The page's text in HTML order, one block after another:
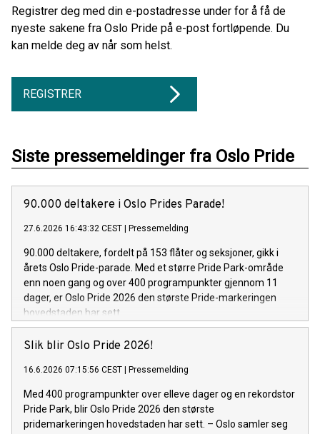
Registrer deg med din e-postadresse under for å få de
nyeste sakene fra Oslo Pride på e-post fortløpende. Du
kan melde deg av når som helst.
REGISTRER
Siste pressemeldinger fra Oslo Pride
90.000 deltakere i Oslo Prides Parade!
27.6.2026 16:43:32 CEST Pressemelding
90.000 deltakere, fordelt på 153 flåter og seksjoner, gikk i
årets Oslo Pride-parade. Med et større Pride Park-område
enn noen gang og over 400 programpunkter gjennom 11
dager, er Oslo Pride 2026 den største Pride-markeringen
hovedstaden har sett.
Slik blir Oslo Pride 2026!
16.6.2026 07:15:56 CEST Pressemelding
Med 400 programpunkter over elleve dager og en rekordstor
Pride Park, blir Oslo Pride 2026 den største
pridemarkeringen hovedstaden har sett. – Oslo samler seg